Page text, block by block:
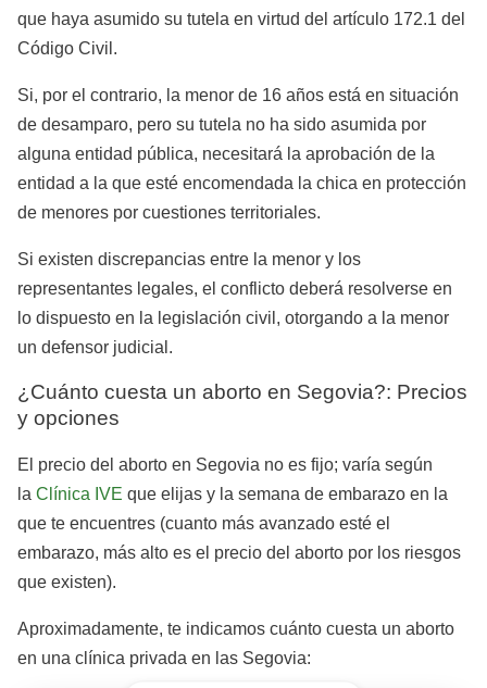
que haya asumido su tutela en virtud del artículo 172.1 del
Código Civil.
Si, por el contrario, la menor de 16 años está en situación
de desamparo, pero su tutela no ha sido asumida por
alguna entidad pública, necesitará la aprobación de la
entidad a la que esté encomendada la chica en protección
de menores por cuestiones territoriales.
Si existen discrepancias entre la menor y los
representantes legales, el conflicto deberá resolverse en
lo dispuesto en la legislación civil, otorgando a la menor
un defensor judicial.
¿Cuánto cuesta un aborto en Segovia?: Precios
y opciones
El precio del aborto en Segovia no es fijo; varía según
la Clínica IVE que elijas y la semana de embarazo en la
que te encuentres (cuanto más avanzado esté el
embarazo, más alto es el precio del aborto por los riesgos
que existen).
Aproximadamente, te indicamos cuánto cuesta un aborto
en una clínica privada en las Segovia: